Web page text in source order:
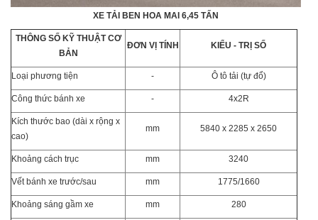
XE TẢI BEN HOA MAI 6,45 TẤN
THÔNG SỐ KỸ THUẬT CƠ
BẢN
ĐƠN VỊ TÍNH KIỂU - TRỊ SỐ
Loại phương tiện - Ô tô tải (tự đổ)
Công thức bánh xe - 4x2R
Kích thước bao (dài x rộng x
cao)
mm 5840 x 2285 x 2650
Khoảng cách trục mm 3240
Vết bánh xe trước/sau mm 1775/1660
Khoảng sáng gầm xe mm 280